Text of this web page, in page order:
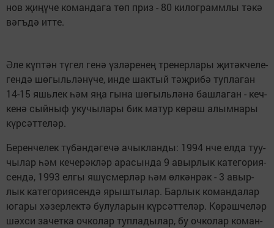
нов җи­ңү­че ко­ман­да­га төп приз - 80 ки­лог­рамм­лы тә­кә
вәгъ­дә ит­те.
Әле күп­тән тү­гел ге­нә үз­лә­ре­нең тре­нер­ла­ры җи­тәк­че­ле­
ген­дә шө­гыль­лә­нү­че, ин­де шак­тый тәҗ­ри­бә туп­ла­ган
14-15 яшь­лек һәм яңа гы­на шө­гыль­лә­нә баш­ла­ган - кеч­
ке­нә сый­ныф уку­чы­ла­ры бик ма­тур кө­рәш алым­на­ры
күр­сәт­те­ләр.
Бе­рен­че­лек тү­бән­дә­ге­чә ачык­лан­ды: 1994 нче ел­да туу­
чы­лар һәм ке­че­рәк­ләр ара­сын­да 9 авыр­лык ка­те­го­ри­я­
сен­дә, 1993 ел­гы яшүсмерләр һәм өл­кән­рәк - 3 авыр­
лык ка­те­го­ри­я­сен­дә ярыш­ты­лар. Бар­лык ко­ман­да­лар
юга­ры хә­зер­лек­тә бу­лу­ла­рын күр­сәт­те­ләр. Кө­рәш­че­ләр
шәх­си за­чет­ка оч­ко­лар туп­ла­ды­лар, бу оч­ко­лар ко­ман­